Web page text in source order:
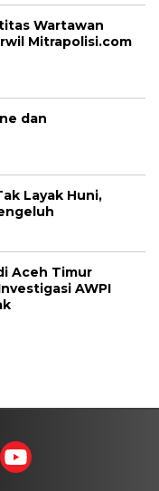
Wartawan
Mitrapolisi.com
dan
Layak Huni,
Aceh Timur
AWPI